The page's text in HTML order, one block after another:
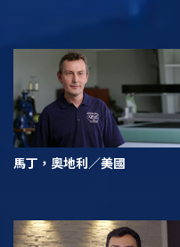
馬丁，奧地利／美國